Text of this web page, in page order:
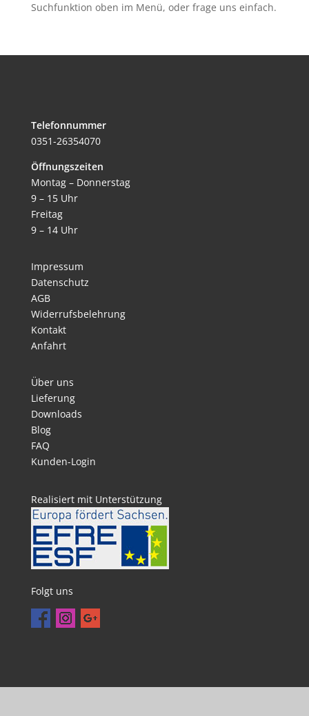
Suchfunktion oben im Menü, oder frage uns einfach.
Telefonnummer
0351-26354070
Öffnungszeiten
Montag – Donnerstag
9 – 15 Uhr
Freitag
9 – 14 Uhr
Impressum
Datenschutz
AGB
Widerrufsbelehrung
Kontakt
Anfahrt
Über uns
Lieferung
Downloads
Blog
FAQ
Kunden-Login
Realisiert mit Unterstützung
Folgt uns